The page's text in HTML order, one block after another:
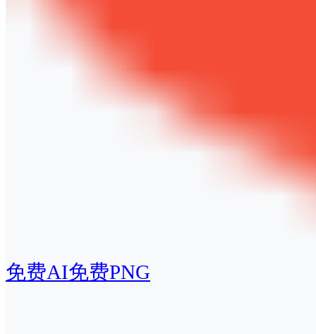
免费AI免费PNG